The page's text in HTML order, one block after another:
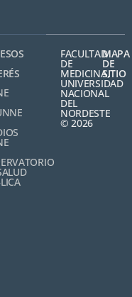
FACULTAD
DE
MEDICINA,
UNIVERSIDAD
NACIONAL
DEL
NORDESTE
© 2026
MAPA
DE
SITIO